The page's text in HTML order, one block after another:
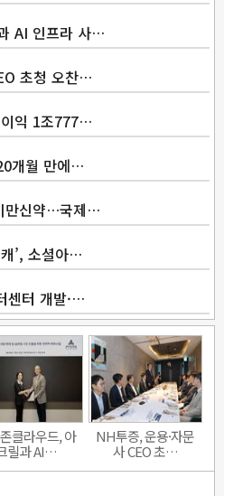
AI 인프라 사…
초청 오찬…
익 1조777…
개월 만에…
만신약…국제…
’, 소셜아…
센터 개발·…
클라우드, 아
릴과 AI…
NH투증, 운용·자문
사 CEO 초…